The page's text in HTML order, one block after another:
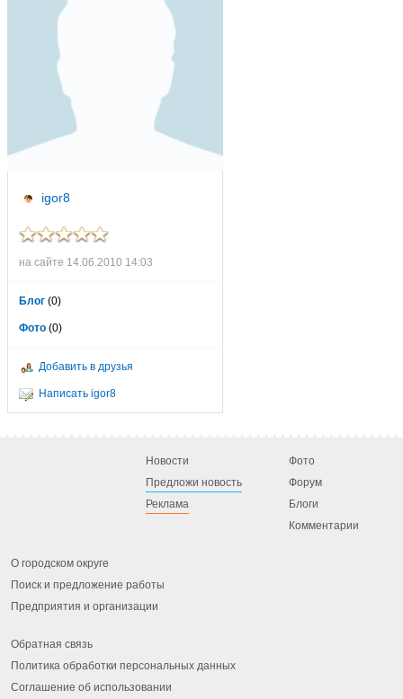
igor8
на сайте 14.06.2010 14:03
Блог (0)
Фото (0)
Добавить в друзья
Написать igor8
Новости
Предложи новость
Реклама
Фото
Форум
Блоги
Комментарии
О городском округе
Поиск и предложение работы
Предприятия и организации
Обратная связь
Политика обработки персональных данных
Соглашение об использовании